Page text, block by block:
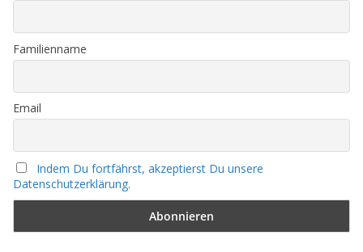
Familienname
Email
Indem Du fortfährst, akzeptierst Du unsere
Datenschutzerklärung.